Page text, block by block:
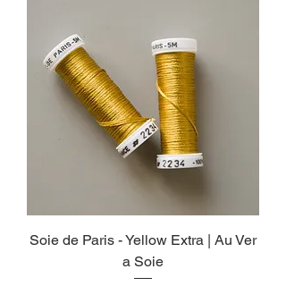
Soie de Paris - Yellow Extra | Au Ver
a Soie